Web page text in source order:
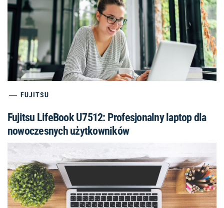
FUJITSU
Fujitsu LifeBook U7512: Profesjonalny laptop dla
nowoczesnych użytkowników